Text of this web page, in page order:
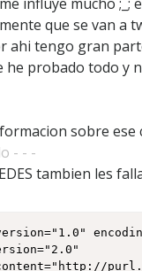
que se van a
ahi tengo gran
he probado todo y
sobre ese
- - -
tambien les